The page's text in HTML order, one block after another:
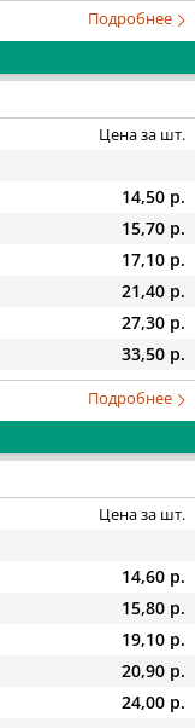
Подробнее
Цена за шт.
14,50 р.
15,70 р.
17,10 р.
21,40 р.
27,30 р.
33,50 р.
Подробнее
Цена за шт.
14,60 р.
15,80 р.
19,10 р.
20,90 р.
24,00 р.